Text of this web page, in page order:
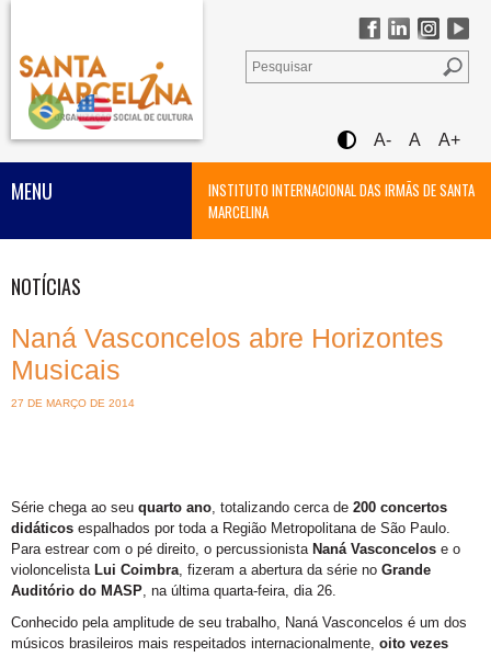
A- A A+
INSTITUTO INTERNACIONAL DAS IRMÃS DE SANTA
MARCELINA
MENU
NOTÍCIAS
Naná Vasconcelos abre Horizontes
Musicais
27 DE MARÇO DE 2014
Série chega ao seu quarto ano, totalizando cerca de 200 concertos
didáticos espalhados por toda a Região Metropolitana de São Paulo.
Para estrear com o pé direito, o percussionista Naná Vasconcelos e o
violoncelista Lui Coimbra, fizeram a abertura da série no Grande
Auditório do MASP, na última quarta-feira, dia 26.
Conhecido pela amplitude de seu trabalho, Naná Vasconcelos é um dos
músicos brasileiros mais respeitados internacionalmente, oito vezes